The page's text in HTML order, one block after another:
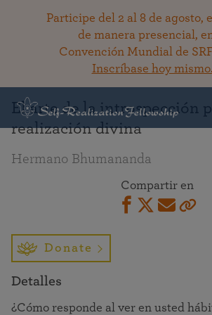
Participe del 2 al 8 de agosto,
de manera presencial,
Convención Mundial de
Inscríbase hoy mismo.
Regresar a la bibioteca
El arte de la introspección
realización divina
Hermano Bhumananda
Compartir en
Donate
Detalles
¿Cómo responde al ver en usted